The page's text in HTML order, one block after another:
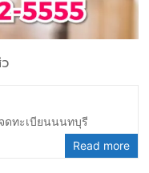
ดทะเบียนนนทบุรี
Read more